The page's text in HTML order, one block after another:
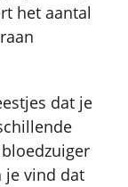
het aantal
dat je
je vind dat